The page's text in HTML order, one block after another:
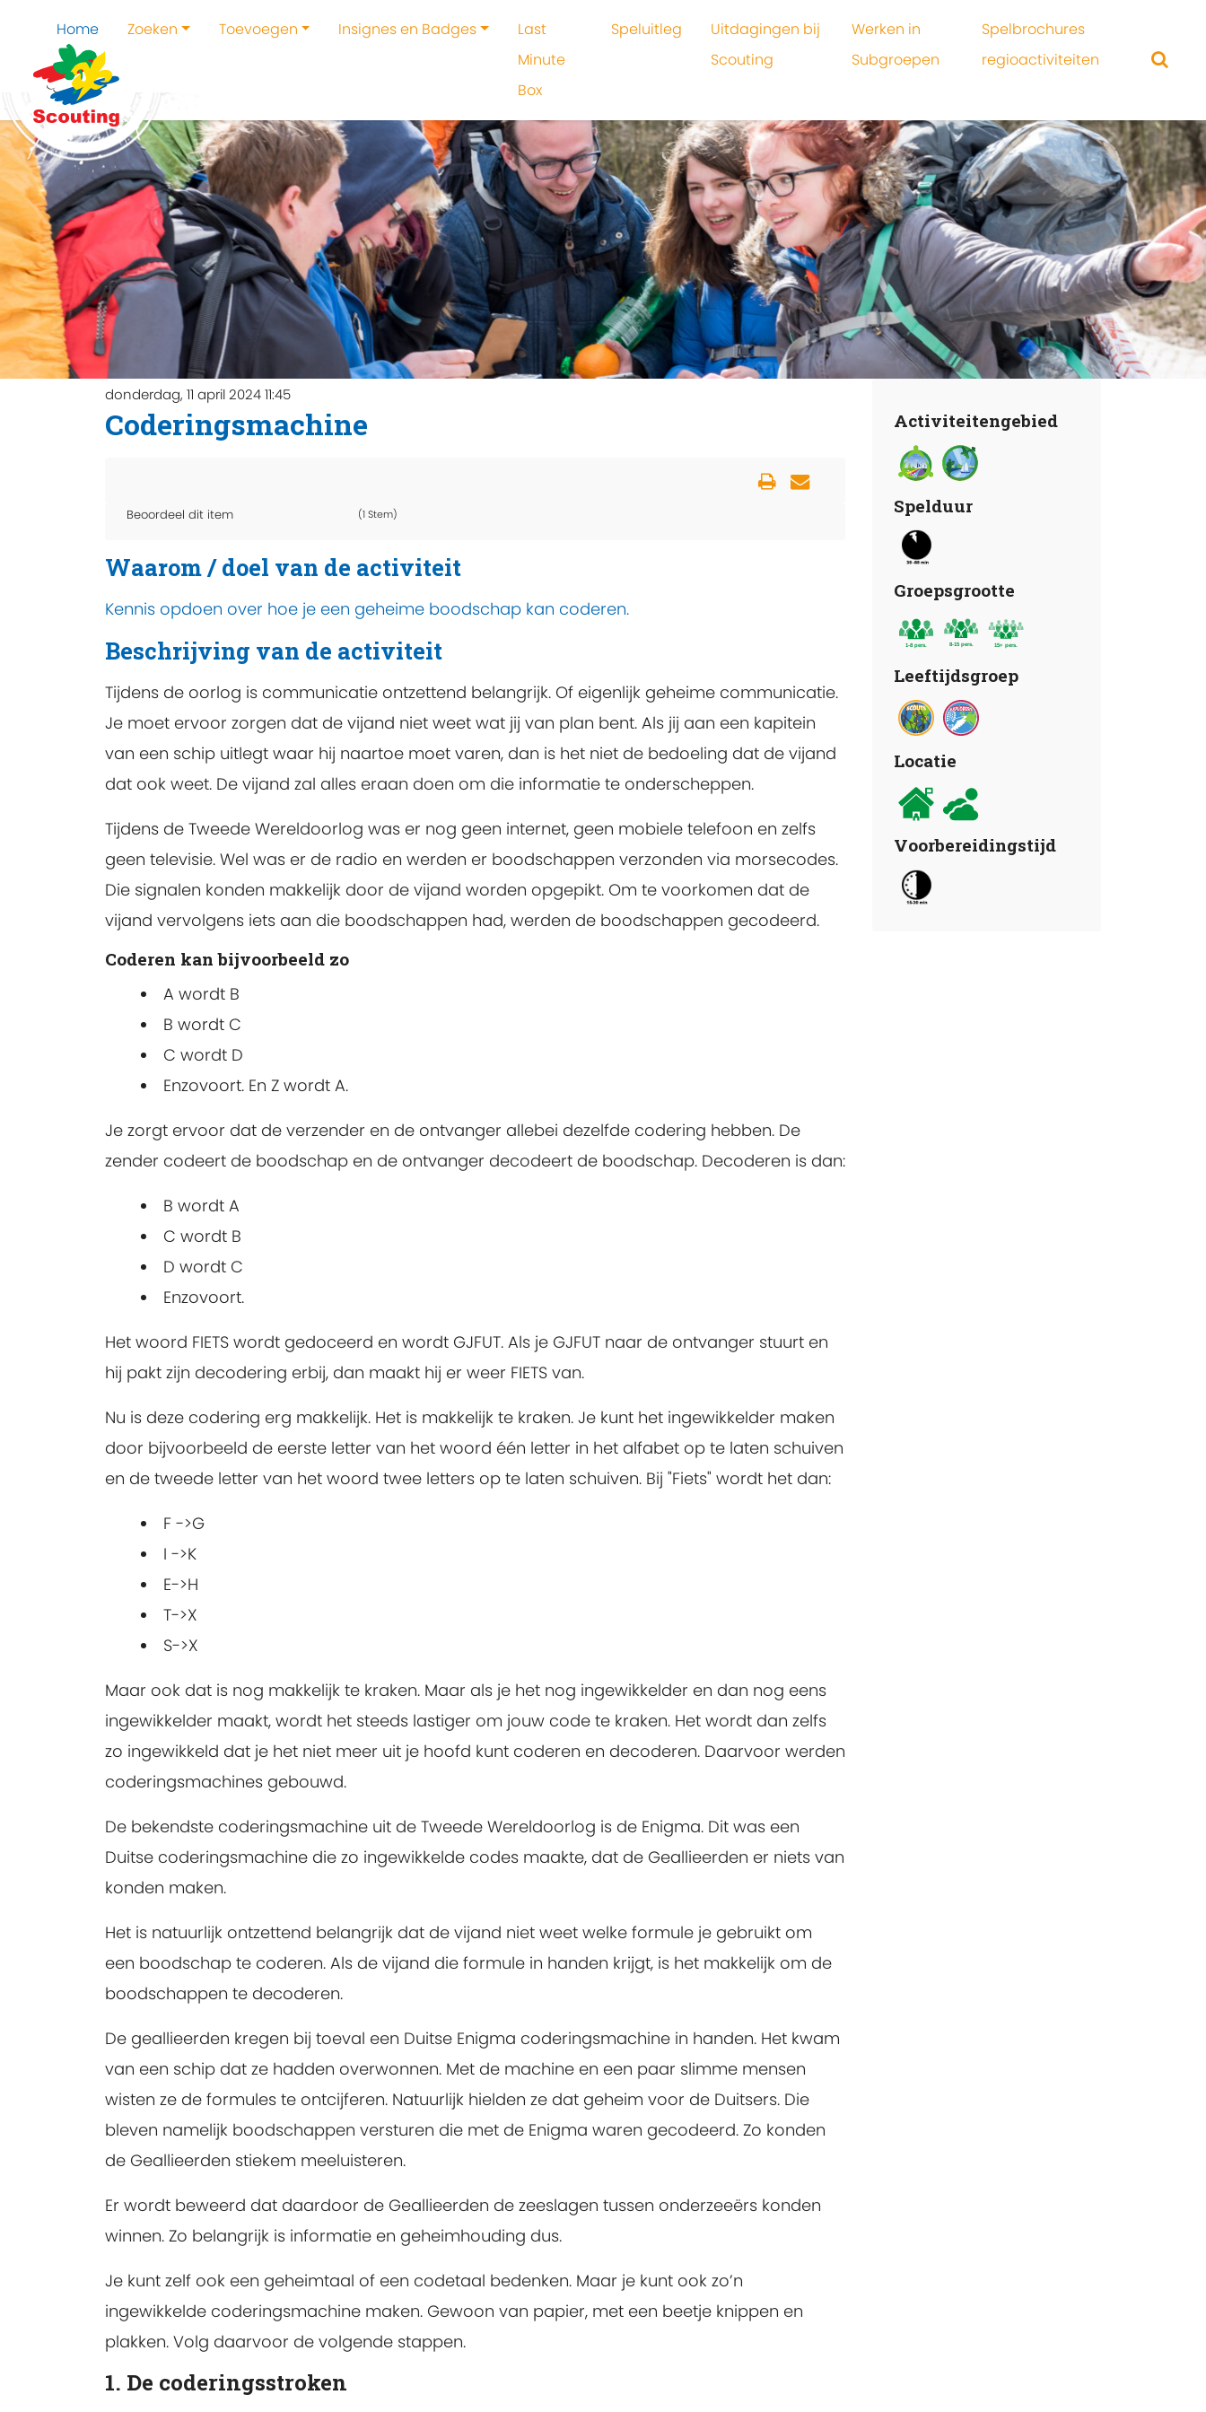
Home Zoeken Toevoegen Insignes en Badges
Last
Minute
Box
Speluitleg
Uitdagingen bij
Scouting
Werken in
Subgroepen
Spelbrochures
regioactiviteiten
donderdag, 11 april 2024 11:45
Coderingsmachine
Beoordeel dit item (1 Stem)
Waarom / doel van de activiteit
Kennis opdoen over hoe je een geheime boodschap kan coderen.
Beschrijving van de activiteit
Tijdens de oorlog is communicatie ontzettend belangrijk. Of eigenlijk geheime communicatie.
Je moet ervoor zorgen dat de vijand niet weet wat jij van plan bent. Als jij aan een kapitein
van een schip uitlegt waar hij naartoe moet varen, dan is het niet de bedoeling dat de vijand
dat ook weet. De vijand zal alles eraan doen om die informatie te onderscheppen.
Tijdens de Tweede Wereldoorlog was er nog geen internet, geen mobiele telefoon en zelfs
geen televisie. Wel was er de radio en werden er boodschappen verzonden via morsecodes.
Die signalen konden makkelijk door de vijand worden opgepikt. Om te voorkomen dat de
vijand vervolgens iets aan die boodschappen had, werden de boodschappen gecodeerd.
Coderen kan bijvoorbeeld zo
A wordt B
B wordt C
C wordt D
Enzovoort. En Z wordt A.
Je zorgt ervoor dat de verzender en de ontvanger allebei dezelfde codering hebben. De
zender codeert de boodschap en de ontvanger decodeert de boodschap. Decoderen is dan:
B wordt A
C wordt B
D wordt C
Enzovoort.
Het woord FIETS wordt gedoceerd en wordt GJFUT. Als je GJFUT naar de ontvanger stuurt en
hij pakt zijn decodering erbij, dan maakt hij er weer FIETS van.
Nu is deze codering erg makkelijk. Het is makkelijk te kraken. Je kunt het ingewikkelder maken
door bijvoorbeeld de eerste letter van het woord één letter in het alfabet op te laten schuiven
en de tweede letter van het woord twee letters op te laten schuiven. Bij "Fiets" wordt het dan:
F ->G
I ->K
E->H
T->X
S->X
Maar ook dat is nog makkelijk te kraken. Maar als je het nog ingewikkelder en dan nog eens
ingewikkelder maakt, wordt het steeds lastiger om jouw code te kraken. Het wordt dan zelfs
zo ingewikkeld dat je het niet meer uit je hoofd kunt coderen en decoderen. Daarvoor werden
coderingsmachines gebouwd.
De bekendste coderingsmachine uit de Tweede Wereldoorlog is de Enigma. Dit was een
Duitse coderingsmachine die zo ingewikkelde codes maakte, dat de Geallieerden er niets van
konden maken.
Het is natuurlijk ontzettend belangrijk dat de vijand niet weet welke formule je gebruikt om
een boodschap te coderen. Als de vijand die formule in handen krijgt, is het makkelijk om de
boodschappen te decoderen.
De geallieerden kregen bij toeval een Duitse Enigma coderingsmachine in handen. Het kwam
van een schip dat ze hadden overwonnen. Met de machine en een paar slimme mensen
wisten ze de formules te ontcijferen. Natuurlijk hielden ze dat geheim voor de Duitsers. Die
bleven namelijk boodschappen versturen die met de Enigma waren gecodeerd. Zo konden
de Geallieerden stiekem meeluisteren.
Er wordt beweerd dat daardoor de Geallieerden de zeeslagen tussen onderzeeërs konden
winnen. Zo belangrijk is informatie en geheimhouding dus.
Je kunt zelf ook een geheimtaal of een codetaal bedenken. Maar je kunt ook zo’n
ingewikkelde coderingsmachine maken. Gewoon van papier, met een beetje knippen en
plakken. Volg daarvoor de volgende stappen.
1. De coderingsstroken
Activiteitengebied
Spelduur
Groepsgrootte
Leeftijdsgroep
Locatie
Voorbereidingstijd